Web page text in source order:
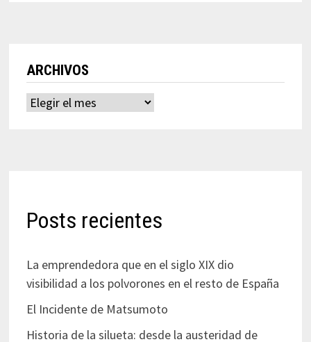
ARCHIVOS
Archivos
Posts recientes
La emprendedora que en el siglo XIX dio
visibilidad a los polvorones en el resto de España
El Incidente de Matsumoto
Historia de la silueta: desde la austeridad de